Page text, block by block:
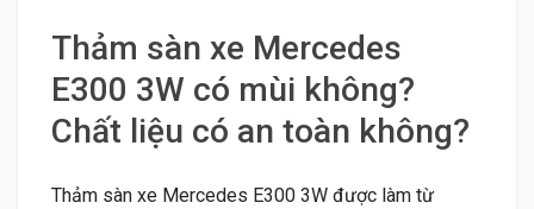
Thảm sàn xe Mercedes
E300 3W có mùi không?
Chất liệu có an toàn không?
Thảm sàn xe Mercedes E300 3W được làm từ